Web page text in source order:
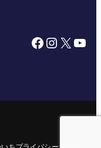
Facebook Instagram X YouTube